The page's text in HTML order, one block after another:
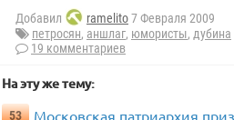
Добавил ramelito7 Февраля 2009
петросян, аншлаг, юмористы, дубина
19 комментариев
На эту же тему:
53 Московская патриархия